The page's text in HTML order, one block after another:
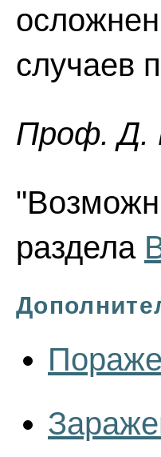
случаев
Проф. Д.
раздела